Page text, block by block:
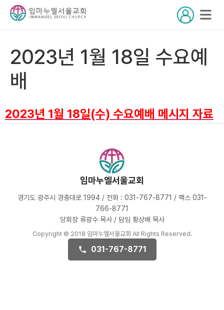
2023년 1월 18일 수요예
배
2023년 1월 18일(수) 수요예배 메시지 자료
임마누엘서울교회
경기도 광주시 경충대로 1994 / 전화 : 031-767-8771 / 팩스 031-
766-8771
당회장 류광수 목사 / 담임 황상배 목사
Copyright © 2018 임마누엘서울교회 All Rights Reserved.
031-767-8771